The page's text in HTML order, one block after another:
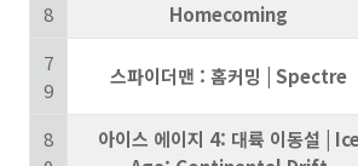
8
Homecoming
7
9
스파이더맨 : 홈커밍 | Spectre
8
아이스 에이지 4: 대륙 이동설 |